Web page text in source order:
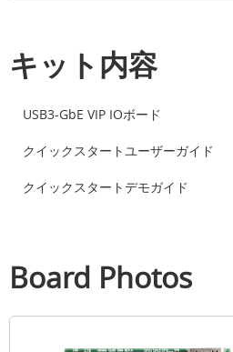
キット内容
USB3-GbE VIP IOボード
クイックスタートユーザーガイド
クイックスタートデモガイド
Board Photos